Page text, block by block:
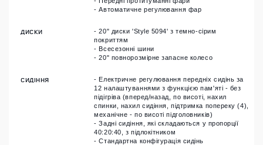
- Автоматичне регулювання фар
ДИСКИ
- 20" диски 'Style 5094' з темно-сірим
покриттям
- Всесезонні шини
- 20" повнорозмірне запасне колесо
СИДІННЯ
- Електричне регулювання передніх сидінь за
12 налаштуваннями з функцією пам'яті - без
підігріва (вперед/назад, по висоті, нахил
спинки, нахил сидіння, підтримка попереку (4),
механічне - по висоті підголовників)
- Задні сидіння, які складаються у пропорції
40:20:40, з підлокітником
- Стандартна конфігурація сидінь